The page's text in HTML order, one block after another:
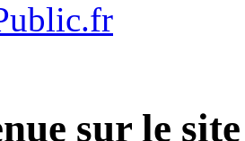
sur le